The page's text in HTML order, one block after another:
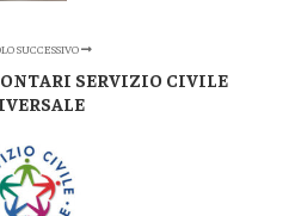
SUCCESSIVO
SERVIZIO CIVILE